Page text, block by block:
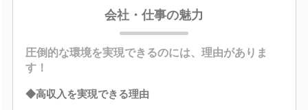
会社・仕事の魅力
圧倒的な環境を実現できるのには、理由がありま
す！
◆高収入を実現できる理由